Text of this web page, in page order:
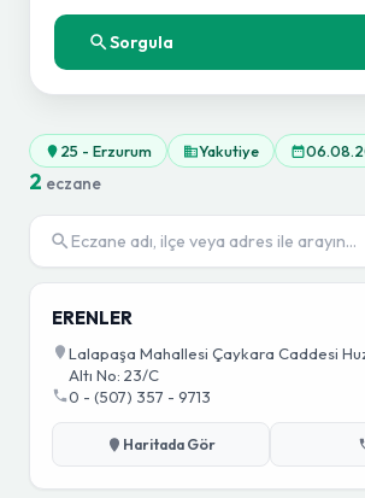
Sorgula
25 - Erzurum Yakutiye
2 eczane
ERENLER
Lalapaşa Mahallesi Çaykara Caddesi
Altı No: 23/C
0 - (507) 357 - 9713
Haritada Gör